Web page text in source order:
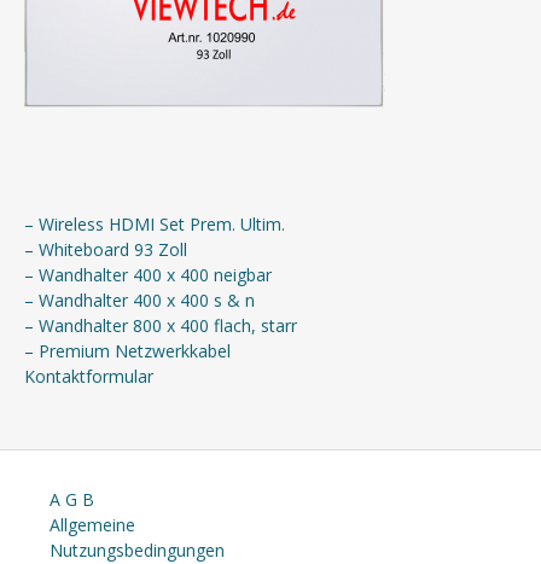
– Wireless HDMI Set Prem. Ultim.
– Whiteboard 93 Zoll
– Wandhalter 400 x 400 neigbar
– Wandhalter 400 x 400 s & n
– Wandhalter 800 x 400 flach, starr
– Premium Netzwerkkabel
Kontaktformular
A G B
Allgemeine
Nutzungsbedingungen